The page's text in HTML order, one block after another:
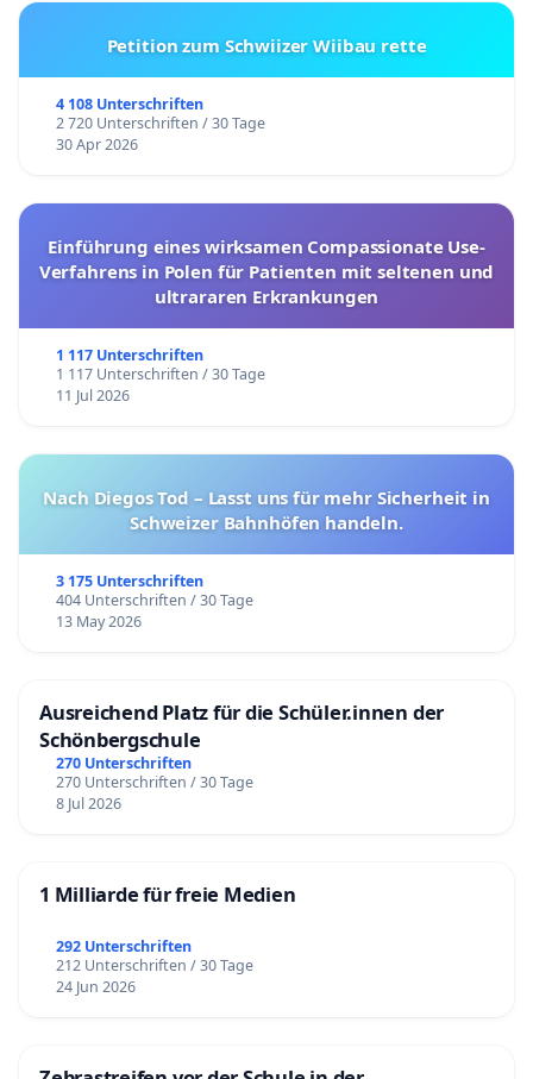
Petition zum Schwiizer Wiibau rette
4 108 Unterschriften
2 720 Unterschriften / 30 Tage
30 Apr 2026
Einführung eines wirksamen Compassionate Use-
Verfahrens in Polen für Patienten mit seltenen und
ultrararen Erkrankungen
1 117 Unterschriften
1 117 Unterschriften / 30 Tage
11 Jul 2026
Nach Diegos Tod – Lasst uns für mehr Sicherheit in
Schweizer Bahnhöfen handeln.
3 175 Unterschriften
404 Unterschriften / 30 Tage
13 May 2026
Ausreichend Platz für die Schüler.innen der
Schönbergschule
270 Unterschriften
270 Unterschriften / 30 Tage
8 Jul 2026
1 Milliarde für freie Medien
292 Unterschriften
212 Unterschriften / 30 Tage
24 Jun 2026